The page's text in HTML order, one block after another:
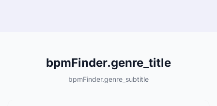
bpmFinder.genre_title
bpmFinder.genre_subtitle